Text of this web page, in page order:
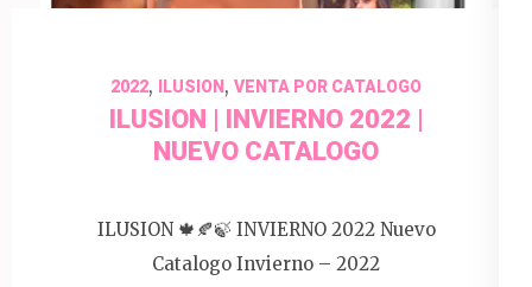
2022, ILUSION , VENTA POR CATALOGO
ILUSION | INVIERNO 2022 |
NUEVO CATALOGO
ILUSION 🍁🍂🍃 INVIERNO 2022 Nuevo
Catalogo Invierno – 2022